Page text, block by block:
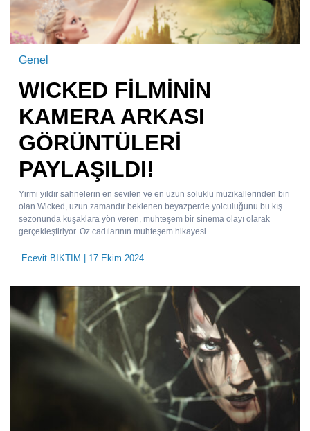
Genel
WICKED FİLMİNİN
KAMERA ARKASI
GÖRÜNTÜLERİ
PAYLAŞILDI!
Yirmi yıldır sahnelerin en sevilen ve en uzun soluklu müzikallerinden biri
olan Wicked, uzun zamandır beklenen beyazperde yolculuğunu bu kış
sezonunda kuşaklara yön veren, muhteşem bir sinema olayı olarak
gerçekleştiriyor. Oz cadılarının muhteşem hikayesi...
Ecevit BIKTIM | 17 Ekim 2024